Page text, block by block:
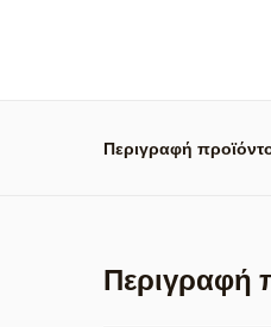
Περιγραφή
Περιγραφή